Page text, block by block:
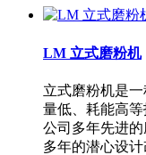
LM 立式磨粉机
立式磨粉机是
量低、耗能高
公司多年先进
多年的潜心设